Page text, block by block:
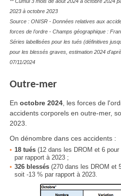
2023 à octobre 2023
Source : ONISR - Données relatives aux
forces de l'ordre - Champs géographique :
Séries labellisées pour les tués (définitives
pour les blessés graves, estimation 2024
07/11/2024
Outre-mer
En octobre 2024, les forces de
accidents corporels en outre-mer,
2023.
On dénombre dans ces accidents :
18 tués (12 dans les DROM et 6
par rapport à 2023 ;
326 blessés (270 dans les DROM et
soit -13 % par rapport à 2023.